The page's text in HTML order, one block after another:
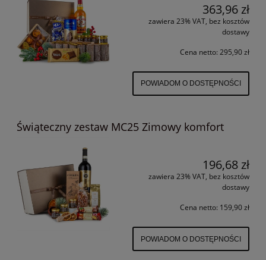
363,96 zł
zawiera 23% VAT, bez kosztów
dostawy
Cena netto: 295,90 zł
POWIADOM O DOSTĘPNOŚCI
Świąteczny zestaw MC25 Zimowy komfort
196,68 zł
zawiera 23% VAT, bez kosztów
dostawy
Cena netto: 159,90 zł
POWIADOM O DOSTĘPNOŚCI